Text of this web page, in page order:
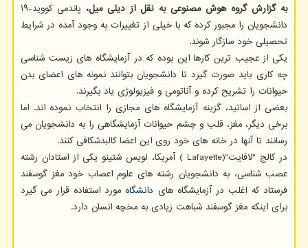
به گزارش گروه هوش مصنوعی به نقل از دیلی میل،
پاندمی کووید-۱۹
دانشجویان را مجبور کرده که با خیلی از تغییرات به وجود آمده در شرایط
تحصیلی خود سازگار شوند.
یکی از عجیب ترین کارها این بوده که در آزمایشگاه های زیست شناسی
چه کاری باید صورت گیرد تا دانشجویان بتوانند نمونه های اعضای بدن
حیوانات را تشریح کرده و آناتومی و فیزیولوژی یاد بگیرند.
بعضی از اساتید، گزینه آزمایشگاه های مجازی را انتخاب نموده اند. اما
برخی دیگر، مغز، قلب و چشم حیوانات آزمایشگاهی را به دانشجویان می
رسانند تا آنها در خانه های خود روی این اعضا کالبدشکافی کنند.
در کالج "لافایت"(Lafayette ) آمریکا، لویس شتینو یکی از استادان رشته
عصب شناسی، به دانشجویان رشته های علوم اعصاب خود مغز گوسفند
فرستاد که اغلب در آزمایشگاه های دانشگاه مورد استفاده قرار می گیرد
برای اینکه مغز گوسفند شباهت زیادی به مخچه انسان دارد.